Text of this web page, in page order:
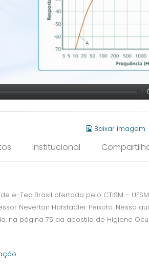
Baixar imagem
Institucional
Tec Brasil ofertado pelo CTISM –
Neverton Hofstadler Peixoto. Nessa
na página 75 da apostila de Higiene